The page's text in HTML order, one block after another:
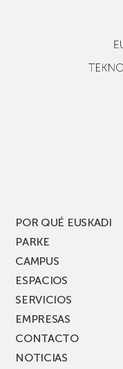
POR QUÉ EUSKADI
PARKE
CAMPUS
ESPACIOS
SERVICIOS
EMPRESAS
CONTACTO
NOTICIAS